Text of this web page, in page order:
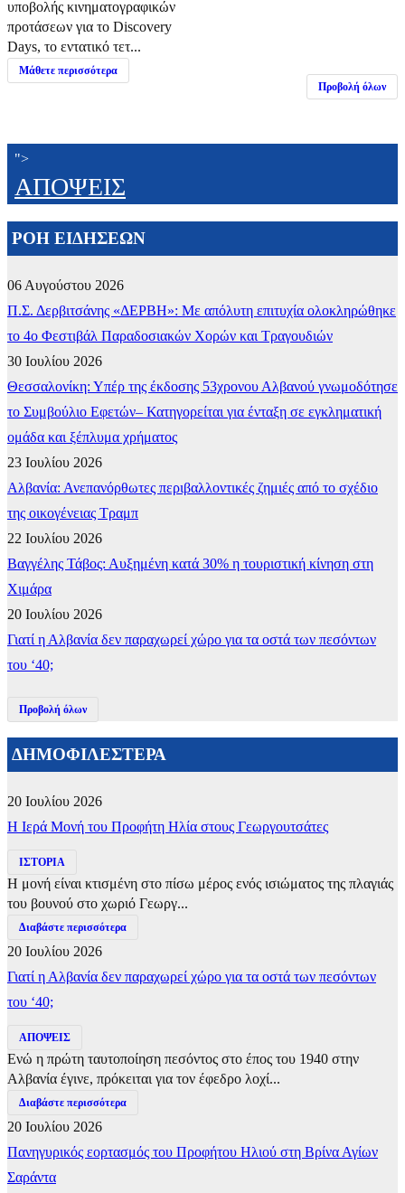
υποβολής κινηματογραφικών
προτάσεων για το Discovery
Days, το εντατικό τετ...
Μάθετε περισσότερα
Προβολή όλων
">
ΑΠΟΨΕΙΣ
ΡΟΗ ΕΙΔΗΣΕΩΝ
06 Αυγούστου 2026
Π.Σ. Δερβιτσάνης «ΔΕΡΒΗ»: Με απόλυτη επιτυχία ολοκληρώθηκε
το 4ο Φεστιβάλ Παραδοσιακών Χορών και Τραγουδιών
30 Ιουλίου 2026
Θεσσαλονίκη: Υπέρ της έκδοσης 53χρονου Αλβανού γνωμοδότησε
το Συμβούλιο Εφετών– Κατηγορείται για ένταξη σε εγκληματική
ομάδα και ξέπλυμα χρήματος
23 Ιουλίου 2026
Αλβανία: Ανεπανόρθωτες περιβαλλοντικές ζημιές από το σχέδιο
της οικογένειας Τραμπ
22 Ιουλίου 2026
Βαγγέλης Τάβος: Αυξημένη κατά 30% η τουριστική κίνηση στη
Χιμάρα
20 Ιουλίου 2026
Γιατί η Αλβανία δεν παραχωρεί χώρο για τα οστά των πεσόντων
του ‘40;
Προβολή όλων
ΔΗΜΟΦΙΛΕΣΤΕΡΑ
20 Ιουλίου 2026
​Η Ιερά Μονή του Προφήτη Ηλία στους Γεωργουτσάτες
ΙΣΤΟΡΙΑ
Η μονή είναι κτισμένη στο πίσω μέρος ενός ισιώματος της πλαγιάς
του βουνού στο χωριό Γεωργ...
Διαβάστε περισσότερα
20 Ιουλίου 2026
Γιατί η Αλβανία δεν παραχωρεί χώρο για τα οστά των πεσόντων
του ‘40;
ΑΠΟΨΕΙΣ
Ενώ η πρώτη ταυτοποίηση πεσόντος στο έπος του 1940 στην
Αλβανία έγινε, πρόκειται για τον έφεδρο λοχί...
Διαβάστε περισσότερα
20 Ιουλίου 2026
Πανηγυρικός εορτασμός του Προφήτου Ηλιού στη Βρίνα Αγίων
Σαράντα